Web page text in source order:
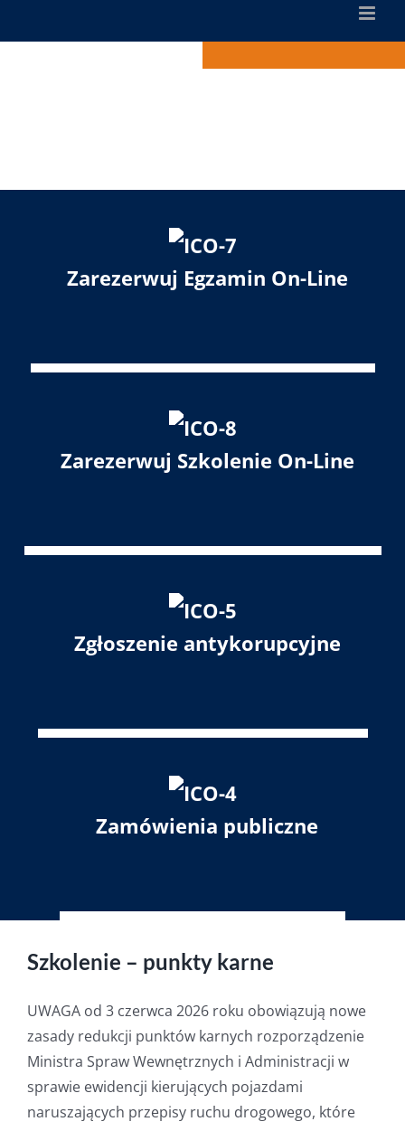
Zarezerwuj Egzamin On-Line
Zarezerwuj Szkolenie On-Line
Zgłoszenie antykorupcyjne
Zamówienia publiczne
Szkolenie – punkty karne
UWAGA od 3 czerwca 2026 roku obowiązują nowe
zasady redukcji punktów karnych rozporządzenie
Ministra Spraw Wewnętrznych i Administracji w
sprawie ewidencji kierujących pojazdami
naruszających przepisy ruchu drogowego, które